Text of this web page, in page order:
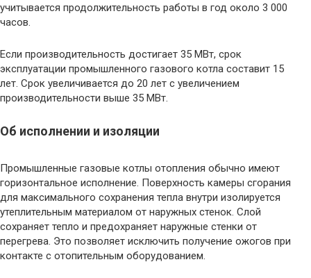
учитывается продолжительность работы в год около 3 000
часов.
Если производительность достигает 35 МВт, срок
эксплуатации промышленного газового котла составит 15
лет. Срок увеличивается до 20 лет с увеличением
производительности выше 35 МВт.
Об исполнении и изоляции
Промышленные газовые котлы отопления обычно имеют
горизонтальное исполнение. Поверхность камеры сгорания
для максимального сохранения тепла внутри изолируется
утеплительным материалом от наружных стенок. Слой
сохраняет тепло и предохраняет наружные стенки от
перегрева. Это позволяет исключить получение ожогов при
контакте с отопительным оборудованием.